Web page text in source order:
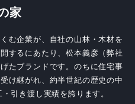
家
む企業が、自社の山林・木材を
するにあたり、松本義彦（弊社
たブランドです。のちに住宅事
け継がれ、約半世紀の歴史の中
引き渡し実績を誇ります。